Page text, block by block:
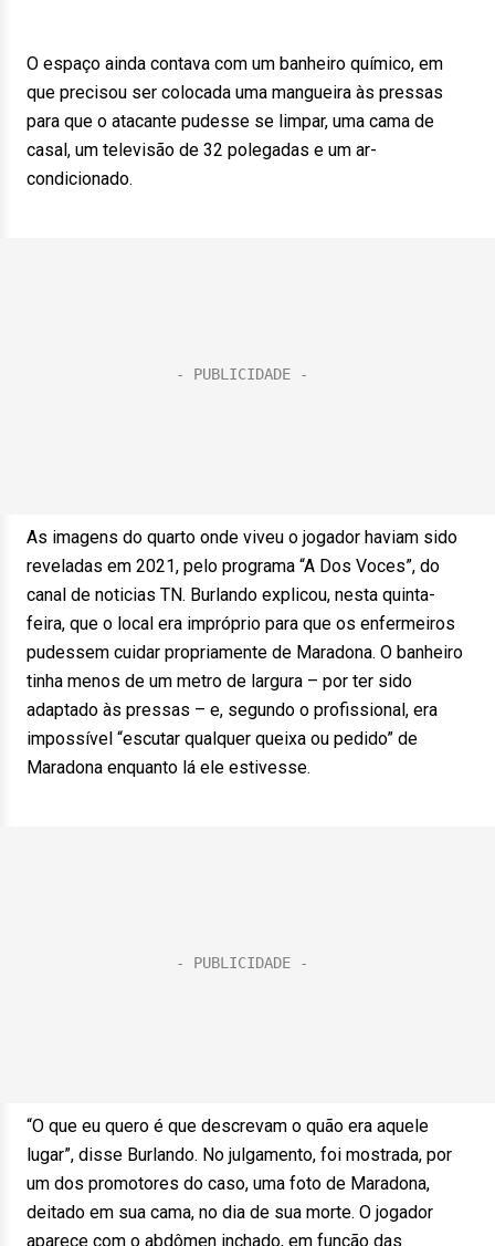
O espaço ainda contava com um banheiro químico, em
que precisou ser colocada uma mangueira às pressas
para que o atacante pudesse se limpar, uma cama de
casal, um televisão de 32 polegadas e um ar-
condicionado.
As imagens do quarto onde viveu o jogador haviam sido
reveladas em 2021, pelo programa “A Dos Voces”, do
canal de noticias TN. Burlando explicou, nesta quinta-
feira, que o local era impróprio para que os enfermeiros
pudessem cuidar propriamente de Maradona. O banheiro
tinha menos de um metro de largura – por ter sido
adaptado às pressas – e, segundo o profissional, era
impossível “escutar qualquer queixa ou pedido” de
Maradona enquanto lá ele estivesse.
“O que eu quero é que descrevam o quão era aquele
lugar”, disse Burlando. No julgamento, foi mostrada, por
um dos promotores do caso, uma foto de Maradona,
deitado em sua cama, no dia de sua morte. O jogador
aparece com o abdômen inchado, em função das